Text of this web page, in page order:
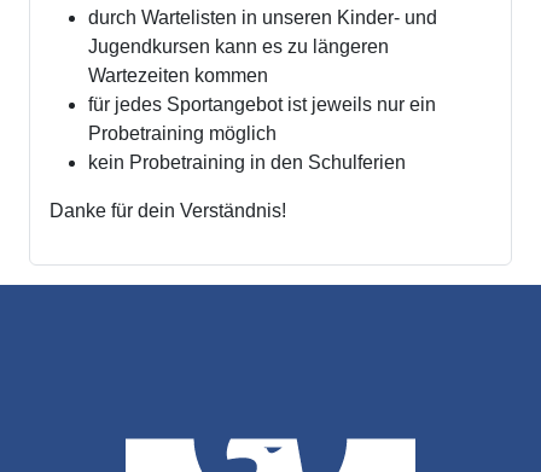
durch Wartelisten in unseren Kinder- und
Jugendkursen kann es zu längeren
Wartezeiten kommen
für jedes Sportangebot ist jeweils nur ein
Probetraining möglich
kein Probetraining in den Schulferien
Danke für dein Verständnis!